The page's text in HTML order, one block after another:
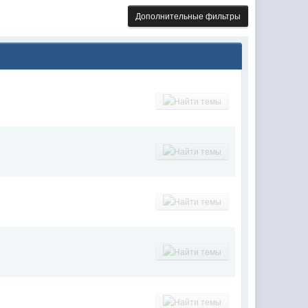
Дополнительные фильтры